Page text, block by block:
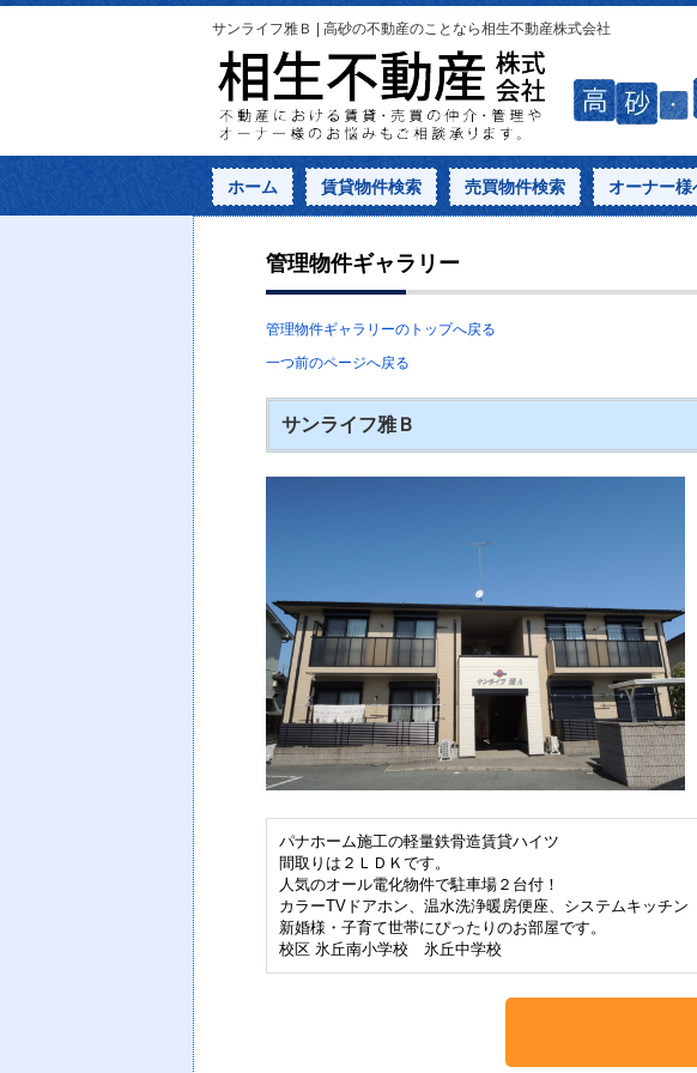
サンライフ雅Ｂ | 高砂の不動産のことなら相生不動産株式会社
ホーム 賃貸物件検索 売買物件検索 オーナー様
管理物件ギャラリー
管理物件ギャラリーのトップへ戻る
一つ前のページへ戻る
サンライフ雅Ｂ
パナホーム施工の軽量鉄骨造賃貸ハイツ
間取りは２ＬＤＫです。
人気のオール電化物件で駐車場２台付！
カラーTVドアホン、温水洗浄暖房便座、システムキッチン
新婚様・子育て世帯にぴったりのお部屋です。
校区 氷丘南小学校 氷丘中学校